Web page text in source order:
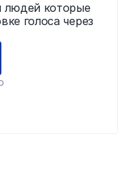
людей которые
голоса через